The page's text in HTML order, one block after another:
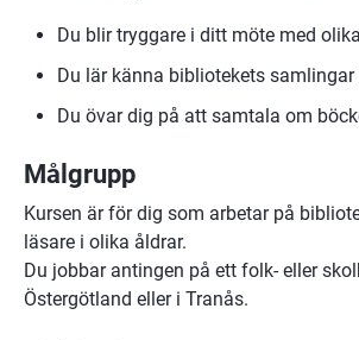
Du blir tryggare i ditt möte med
Du lär känna bibliotekets samlingar
Du övar dig på att samtala om
Målgrupp
Kursen är för dig som arbetar på
läsare i olika åldrar.
Du jobbar antingen på ett folk- eller
Östergötland eller i Tranås.